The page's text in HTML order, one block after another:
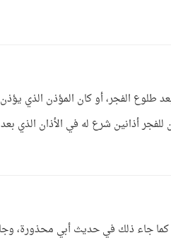
طلوع الفجر، أو كان المؤذن الذي
للفجر أذانين شرع له في الأذان الذي
كما جاء ذلك في حديث أبي محذورة،